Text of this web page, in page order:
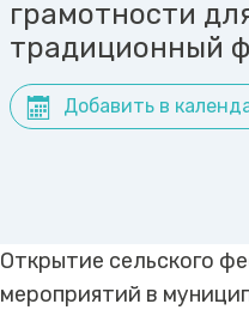
грамотности
традиционный
Добавить в
Открытие сельского
мероприятий в